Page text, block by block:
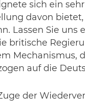
sich ein
davon
Lassen Sie uns
britische
Mechanismus,
auf die
der